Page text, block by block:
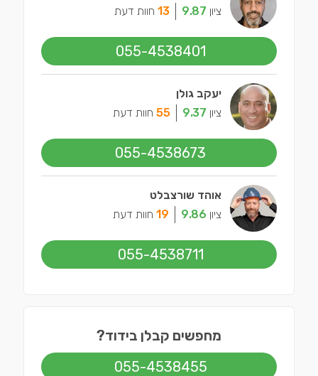
ציון 9.87
13 חוות דעת
055-4538401
יעקב גולן
ציון 9.37
55 חוות דעת
055-4538673
אוהד שורצבלט
ציון 9.86
19 חוות דעת
055-4538711
מחפשים קבלן בידוד?
055-4538455